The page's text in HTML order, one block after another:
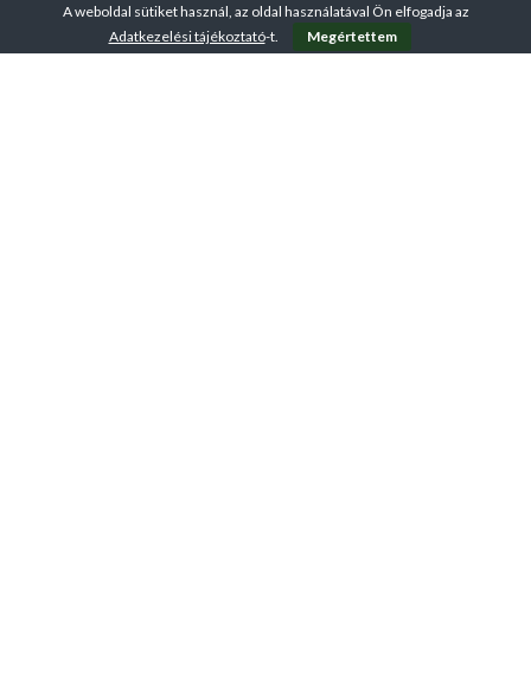
A weboldal sütiket használ, az oldal használatával Ön elfogadja az
Adatkezelési tájékoztató-t. Megértettem